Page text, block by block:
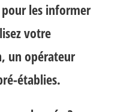
les informer
votre
un opérateur
établies.